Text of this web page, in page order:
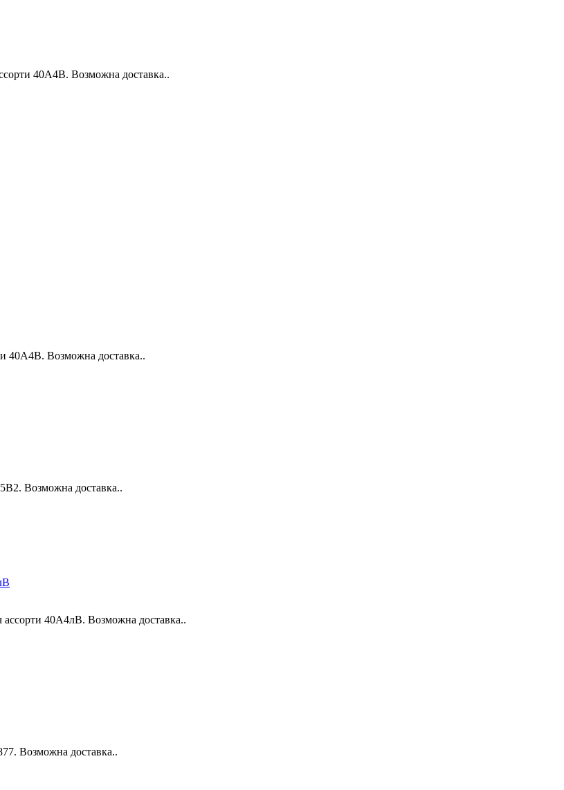
40А4В. Возможна доставка..
40А4В. Возможна доставка..
Возможна доставка..
40А4лВ. Возможна доставка..
Возможна доставка..